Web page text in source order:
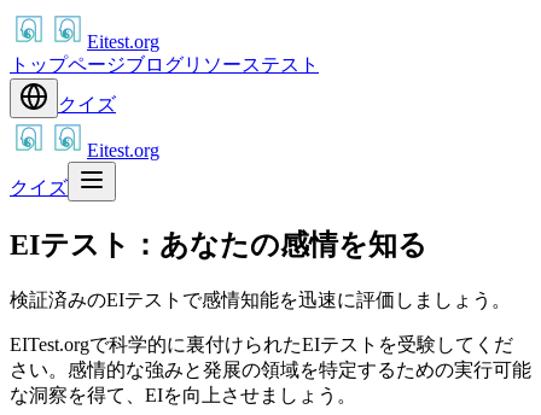
Eitest.org
トップページブログリソーステスト
クイズ
Eitest.org
クイズ
EIテスト：あなたの感情を知る
検証済みのEIテストで感情知能を迅速に評価しましょう。
EITest.orgで科学的に裏付けられたEIテストを受験してくだ
さい。感情的な強みと発展の領域を特定するための実行可能
な洞察を得て、EIを向上させましょう。